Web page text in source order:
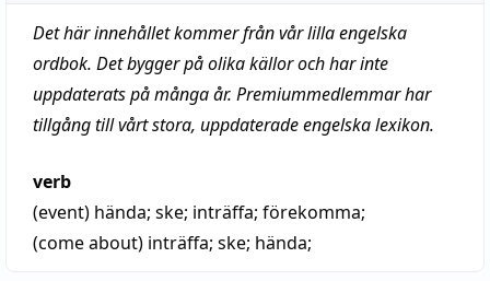
Det här innehållet kommer från vår lilla engelska
ordbok. Det bygger på olika källor och har inte
uppdaterats på många år. Premiummedlemmar har
tillgång till vårt stora, uppdaterade engelska lexikon.
verb
(event) hända; ske; inträffa; förekomma;
(come about) inträffa; ske; hända;